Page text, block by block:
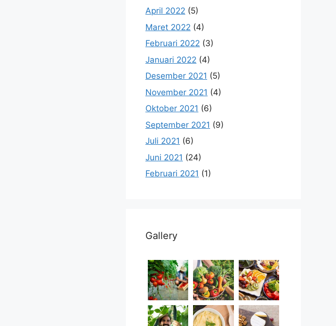
April 2022 (5)
Maret 2022 (4)
Februari 2022 (3)
Januari 2022 (4)
Desember 2021 (5)
November 2021 (4)
Oktober 2021 (6)
September 2021 (9)
Juli 2021 (6)
Juni 2021 (24)
Februari 2021 (1)
Gallery